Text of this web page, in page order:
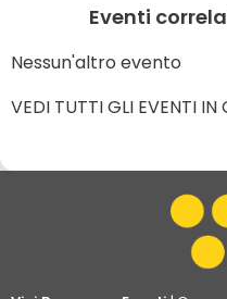
Eventi
Nessun'altro evento
VEDI TUTTI GLI EVENTI IN